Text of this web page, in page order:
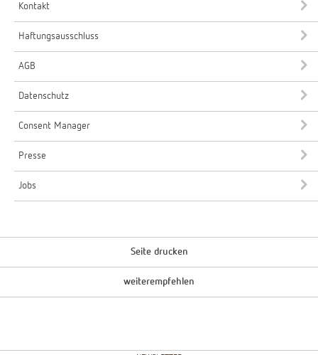
Kontakt
Haftungsausschluss
AGB
Datenschutz
Consent Manager
Presse
Jobs
Seite drucken
weiterempfehlen